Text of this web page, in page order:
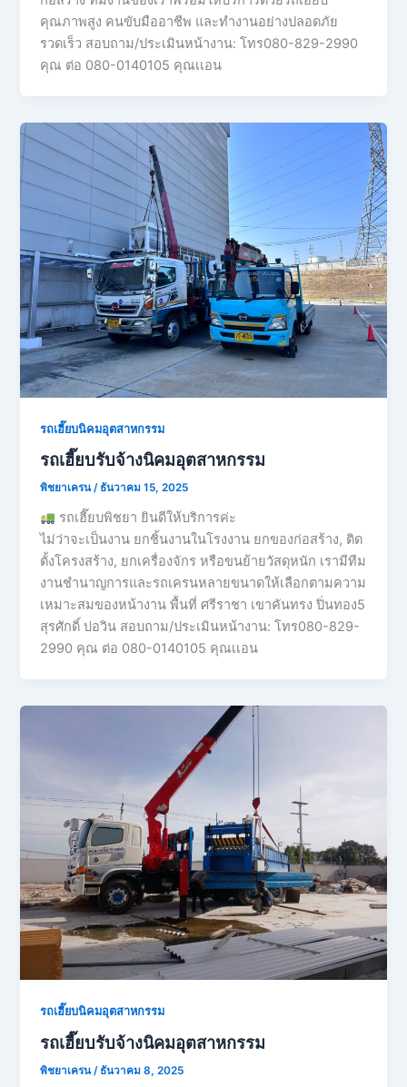
คุณภาพสูง คนขับมืออาชีพ และทำงานอย่างปลอดภัย
รวดเร็ว สอบถาม/ประเมินหน้างาน: โทร080-829-2990
คุณ ต่อ 080-0140105 คุณเเอน
รถเฮี๊ยบนิคมอุตสาหกรรม
รถเฮี๊ยบรับจ้างนิคมอุตสาหกรรม
พิชยาเครน/ ธันวาคม 15, 2025
รถเฮี๊ยบพิชยา ยินดีให้บริการค่ะ
ไม่ว่าจะเป็นงาน ยกชิ้นงานในโรงงาน ยกของก่อสร้าง, ติด
ตั้งโครงสร้าง, ยกเครื่องจักร หรือขนย้ายวัสดุหนัก เรามีทีม
งานชำนาญการและรถเครนหลายขนาดให้เลือกตามความ
เหมาะสมของหน้างาน พื้นที่ ศรีราชา เขาคันทรง ปิ่นทอง5
สุรศักดิ์ บ่อวิน สอบถาม/ประเมินหน้างาน: โทร080-829-
2990 คุณ ต่อ 080-0140105 คุณเเอน
รถเฮี๊ยบนิคมอุตสาหกรรม
รถเฮี๊ยบรับจ้างนิคมอุตสาหกรรม
พิชยาเครน/ ธันวาคม 8, 2025